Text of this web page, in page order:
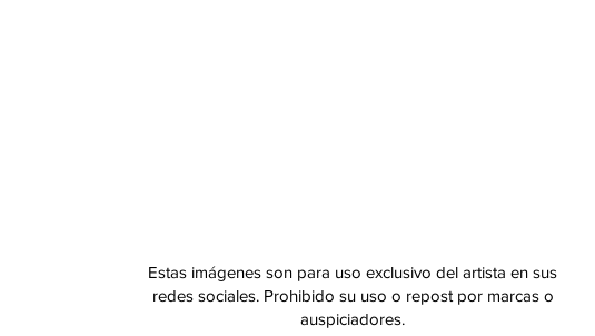
Estas imágenes son para uso exclusivo del artista en sus
redes sociales. Prohibido su uso o repost por marcas o
auspiciadores.